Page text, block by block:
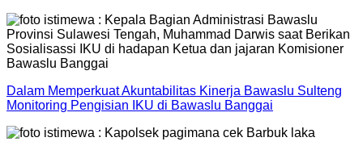
Dalam Memperkuat Akuntabilitas Kinerja Bawaslu Sulteng
Monitoring Pengisian IKU di Bawaslu Banggai